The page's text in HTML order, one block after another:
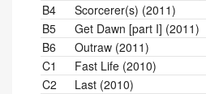
B4
Scorcerer(s) (2011)
B5
Get Dawn [part I] (2011)
B6
Outraw (2011)
C1
Fast Life (2010)
C2
Last (2010)